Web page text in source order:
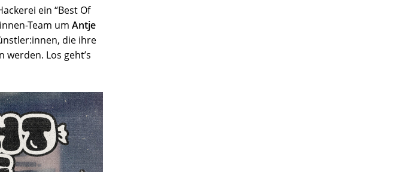
ein “Best Of
Team um Antje
die ihre
Los geht’s